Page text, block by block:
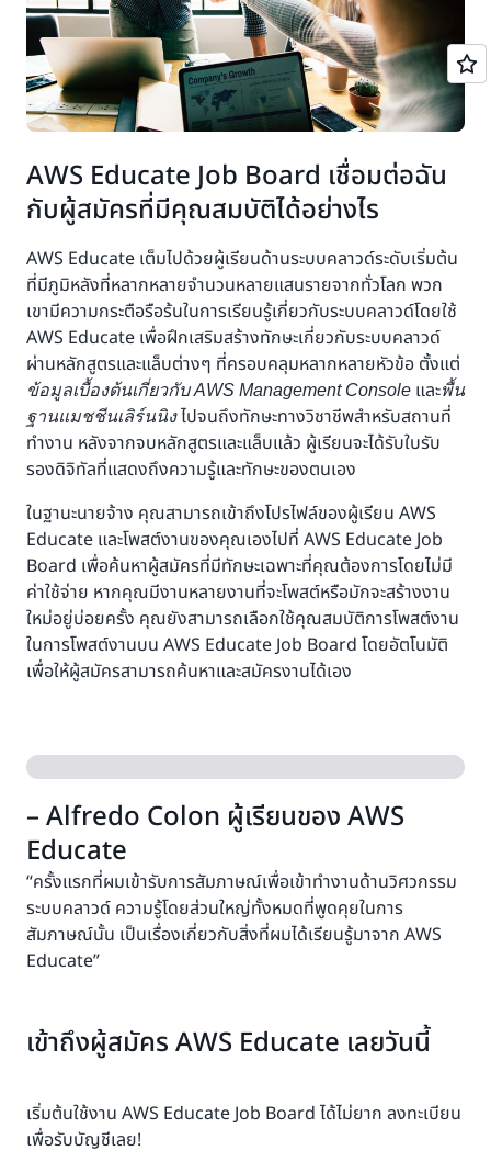
AWS Educate Job Board เชื่อมต่อฉัน
กับผู้สมัครที่มีคุณสมบัติได้อย่างไร
AWS Educate เต็มไปด้วยผู้เรียนด้านระบบคลาวด์ระดับเริ่มต้น
ที่มีภูมิหลังที่หลากหลายจำนวนหลายแสนรายจากทั่วโลก พวก
เขามีความกระตือรือร้นในการเรียนรู้เกี่ยวกับระบบคลาวด์โดยใช้
AWS Educate เพื่อฝึกเสริมสร้างทักษะเกี่ยวกับระบบคลาวด์
ผ่านหลักสูตรและแล็บต่างๆ ที่ครอบคลุมหลากหลายหัวข้อ ตั้งแต่
ข้อมูลเบื้องต้นเกี่ยวกับ AWS Management Console และพื้น
ฐานแมชชีนเลิร์นนิงไปจนถึงทักษะทางวิชาชีพสำหรับสถานที่
ทำงาน หลังจากจบหลักสูตรและแล็บแล้ว ผู้เรียนจะได้รับใบรับ
รองดิจิทัลที่แสดงถึงความรู้และทักษะของตนเอง
ในฐานะนายจ้าง คุณสามารถเข้าถึงโปรไฟล์ของผู้เรียน AWS
Educate และโพสต์งานของคุณเองไปที่ AWS Educate Job
Board เพื่อค้นหาผู้สมัครที่มีทักษะเฉพาะที่คุณต้องการโดยไม่มี
ค่าใช้จ่าย หากคุณมีงานหลายงานที่จะโพสต์หรือมักจะสร้างงาน
ใหม่อยู่บ่อยครั้ง คุณยังสามารถเลือกใช้คุณสมบัติการโพสต์งาน
ในการโพสต์งานบน AWS Educate Job Board โดยอัตโนมัติ
เพื่อให้ผู้สมัครสามารถค้นหาและสมัครงานได้เอง
– Alfredo Colon ผู้เรียนของ AWS
Educate
“ครั้งแรกที่ผมเข้ารับการสัมภาษณ์เพื่อเข้าทำงานด้านวิศวกรรม
ระบบคลาวด์ ความรู้โดยส่วนใหญ่ทั้งหมดที่พูดคุยในการ
สัมภาษณ์นั้น เป็นเรื่องเกี่ยวกับสิ่งที่ผมได้เรียนรู้มาจาก AWS
Educate”
เข้าถึงผู้สมัคร AWS Educate เลยวันนี้
เริ่มต้นใช้งาน AWS Educate Job Board ได้ไม่ยาก ลงทะเบียน
เพื่อรับบัญชีเลย!